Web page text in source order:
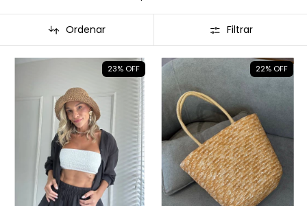
Ordenar Filtrar
23% OFF 22% OFF